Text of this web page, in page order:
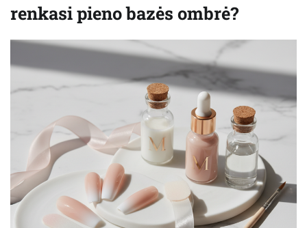
renkasi pieno bazės ombrė?